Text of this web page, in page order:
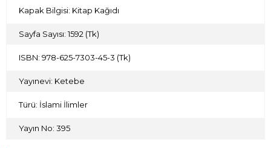
Kapak Bilgisi: Kitap Kağıdı
Sayfa Sayısı: 1592 (Tk)
ISBN: 978-625-7303-45-3 (Tk)
Yayınevi: Ketebe
Türü: İslami İlimler
Yayın No: 395